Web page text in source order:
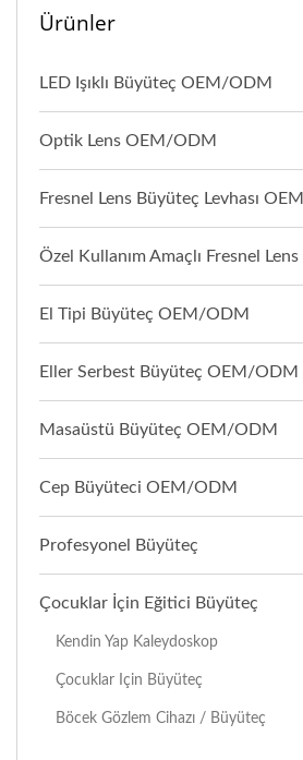
Ürünler
LED Işıklı Büyüteç OEM/ODM
Optik Lens OEM/ODM
Fresnel Lens Büyüteç Levhası
Özel Kullanım Amaçlı Fresnel
El Tipi Büyüteç OEM/ODM
Eller Serbest Büyüteç OEM/ODM
Masaüstü Büyüteç OEM/ODM
Cep Büyüteci OEM/ODM
Profesyonel Büyüteç
Çocuklar İçin Eğitici Büyüteç
Kendin Yap Kaleydoskop
Çocuklar Için Büyüteç
Böcek Gözlem Cihazı / Büyüteç